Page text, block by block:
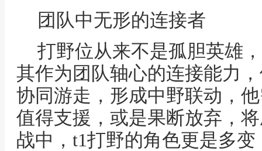
团队中无形的连接者
打野位从来不是孤胆英雄
其作为团队轴心的连接能力
协同游走，形成中野联动，
值得支援，或是果断放弃，
战中，t1打野的角色更是多